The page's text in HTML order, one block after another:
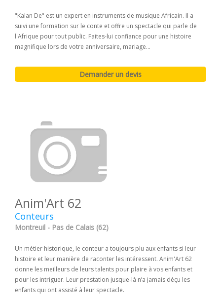
"Kalan De" est un expert en instruments de musique Africain. Il a
suivi une formation sur le conte et offre un spectacle qui parle de
l'Afrique pour tout public. Faites-lui confiance pour une histoire
magnifique lors de votre anniversaire, mariage...
Anim'Art 62
Conteurs
Montreuil - Pas de Calais (62)
Un métier historique, le conteur a toujours plu aux enfants si leur
histoire et leur manière de raconter les intéressent. Anim'Art 62
donne les meilleurs de leurs talents pour plaire à vos enfants et
pour les intriguer. Leur prestation jusque-là n’a jamais déçu les
enfants qui ont assisté à leur spectacle.